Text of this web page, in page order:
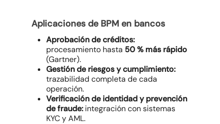
Aplicaciones de BPM en bancos
Aprobación de créditos:
procesamiento hasta 50 % más rápido
(Gartner).
Gestión de riesgos y cumplimiento:
trazabilidad completa de cada
operación.
Verificación de identidad y prevención
de fraude:integración con sistemas
KYC y AML.